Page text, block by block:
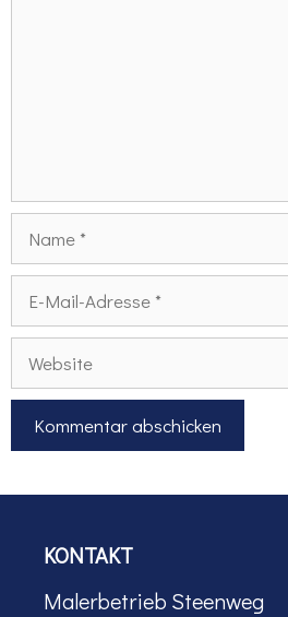
Mail-
Adresse
Website
KONTAKT
Malerbetrieb Steenweg